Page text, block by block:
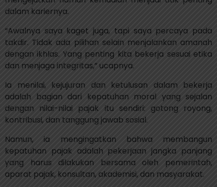
dalam kariernya.
“Awalnya saya kaget juga, tapi saya percaya pada
takdir. Tidak ada pilihan selain menjalankan amanah
dengan ikhlas. Yang penting kita bekerja sesuai etika
dan menjaga integritas,” ucapnya.
Ia menilai, kejujuran dan ketulusan dalam bekerja
adalah bagian dari kepatuhan moral yang sejalan
dengan nilai-nilai pajak itu sendiri: gotong royong,
kontribusi, dan tanggung jawab sosial.
Namun, ia mengingatkan bahwa membangun
kepatuhan pajak adalah pekerjaan jangka panjang
yang harus dilakukan bersama oleh pemerintah,
aparat pajak, konsultan, akademisi, dan masyarakat.